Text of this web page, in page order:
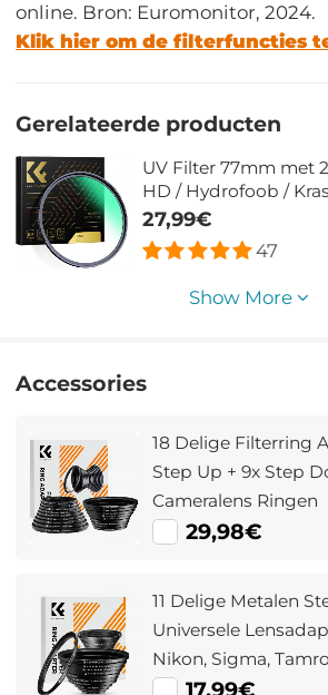
online. Bron: Euromonitor, 2024.
Klik hier om de filterfuncties
Gerelateerde producten
UV Filter 77mm met
HD / Hydrofoob /
Xcel Serie
27,99€
47
Show More
Accessories
18 Delige Filterring
Step Up + 9x Step
Cameralens Ringen
29,98€
11 Delige Metalen
Universele
Nikon, Sigma,
17,99€